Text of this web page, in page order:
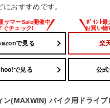
におすすめです。
で見る 楽
で見る 公式
ン(MAXWIN) バイク用ドライ